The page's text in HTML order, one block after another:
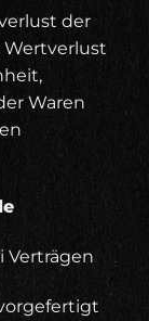
der
Wertverlust
Waren
Verträgen